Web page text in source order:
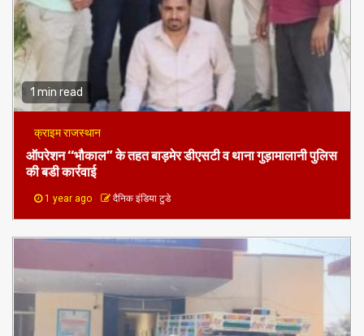
1 min read
क्राइम राजस्थान
ऑपरेशन ‘‘भौकाल” के तहत बाड़मेर डीएसटी व थाना गुड़ामालानी पुलिस
की बडी कार्रवाई
1 year ago दैनिक इंडिया टुडे